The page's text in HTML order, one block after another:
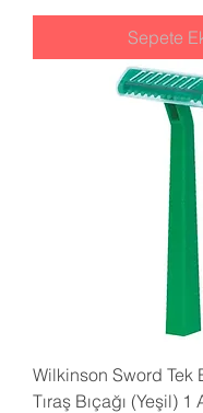
Sepete
Wilkinson Sword Tek
Tıraş Bıçağı (Yeşil) 1